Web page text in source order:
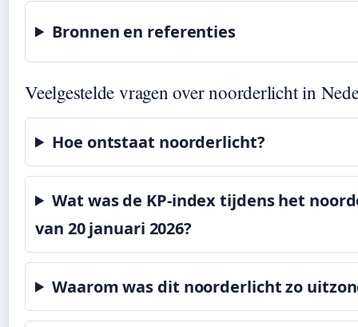
Bronnen en referenties
Veelgestelde vragen over noorderlicht in
Hoe ontstaat noorderlicht?
Wat was de KP-index tijdens het
van 20 januari 2026?
Waarom was dit noorderlicht zo